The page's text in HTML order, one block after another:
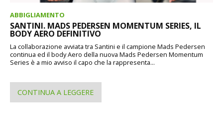
ABBIGLIAMENTO
SANTINI. MADS PEDERSEN MOMENTUM SERIES, IL
BODY AERO DEFINITIVO
La collaborazione avviata tra Santini e il campione Mads Pedersen
continua ed il body Aero della nuova Mads Pedersen Momentum
Series è a mio avviso il capo che la rappresenta...
CONTINUA A LEGGERE